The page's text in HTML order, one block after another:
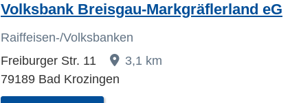
Volksbank Breisgau-Markgräflerland eG
Raiffeisen-/Volksbanken
Freiburger Str. 11
3,1 km
79189 Bad Krozingen